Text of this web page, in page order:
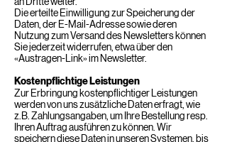
Die erteilte Einwilligung zur Speicherung der
Daten, der E-Mail-Adresse sowie deren
Nutzung zum Versand des Newsletters können
Sie jederzeit widerrufen, etwa über den
«Austragen-Link» im Newsletter.
Kostenpflichtige Leistungen
Zur Erbringung kostenpflichtiger Leistungen
werden von uns zusätzliche Daten erfragt, wie
z.B. Zahlungsangaben, um Ihre Bestellung resp.
Ihren Auftrag ausführen zu können. Wir
speichern diese Daten in unseren Systemen, bis